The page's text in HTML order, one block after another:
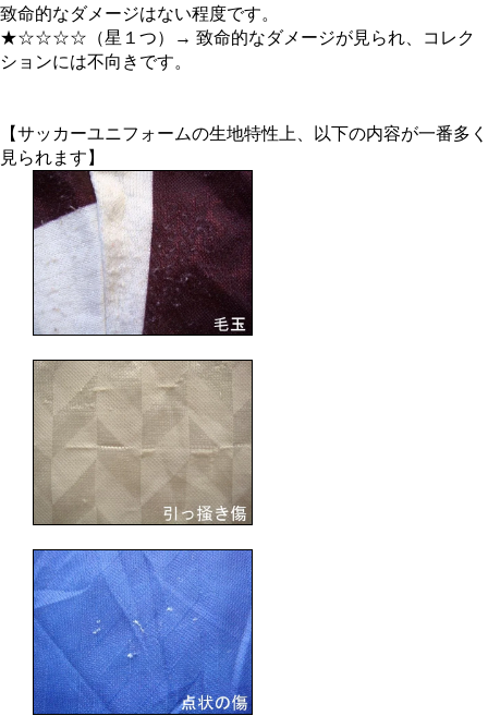
致命的なダメージはない程度です。
★☆☆☆☆（星１つ）→ 致命的なダメージが見られ、コレク
ションには不向きです。
【サッカーユニフォームの生地特性上、以下の内容が一番多く
見られます】